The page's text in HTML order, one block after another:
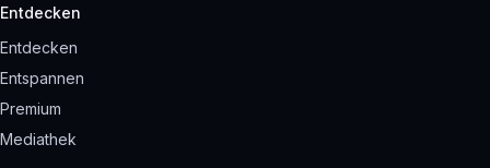
Entdecken
Entdecken
Entspannen
Premium
Mediathek